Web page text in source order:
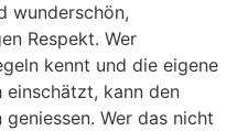
wunderschön,
Respekt. Wer
kennt und die eigene
kann den
Wer das nicht